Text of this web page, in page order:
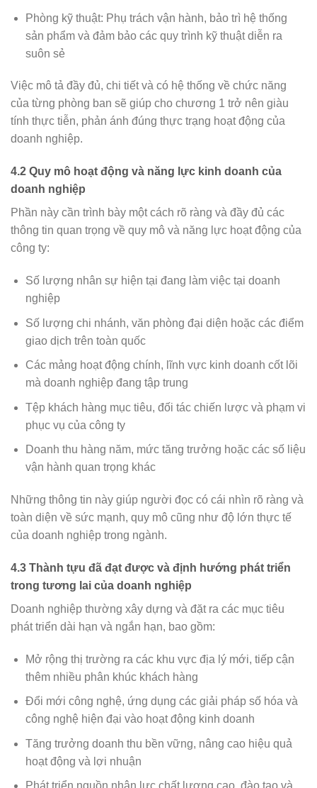
Phòng kỹ thuật: Phụ trách vận hành, bảo trì hệ thống
sản phẩm và đảm bảo các quy trình kỹ thuật diễn ra
suôn sẻ
Việc mô tả đầy đủ, chi tiết và có hệ thống về chức năng
của từng phòng ban sẽ giúp cho chương 1 trở nên giàu
tính thực tiễn, phản ánh đúng thực trạng hoạt động của
doanh nghiệp.
4.2 Quy mô hoạt động và năng lực kinh doanh của
doanh nghiệp
Phần này cần trình bày một cách rõ ràng và đầy đủ các
thông tin quan trọng về quy mô và năng lực hoạt động của
công ty:
Số lượng nhân sự hiện tại đang làm việc tại doanh
nghiệp
Số lượng chi nhánh, văn phòng đại diện hoặc các điểm
giao dịch trên toàn quốc
Các mảng hoạt động chính, lĩnh vực kinh doanh cốt lõi
mà doanh nghiệp đang tập trung
Tệp khách hàng mục tiêu, đối tác chiến lược và phạm vi
phục vụ của công ty
Doanh thu hàng năm, mức tăng trưởng hoặc các số liệu
vận hành quan trọng khác
Những thông tin này giúp người đọc có cái nhìn rõ ràng và
toàn diện về sức mạnh, quy mô cũng như độ lớn thực tế
của doanh nghiệp trong ngành.
4.3 Thành tựu đã đạt được và định hướng phát triển
trong tương lai của doanh nghiệp
Doanh nghiệp thường xây dựng và đặt ra các mục tiêu
phát triển dài hạn và ngắn hạn, bao gồm:
Mở rộng thị trường ra các khu vực địa lý mới, tiếp cận
thêm nhiều phân khúc khách hàng
Đổi mới công nghệ, ứng dụng các giải pháp số hóa và
công nghệ hiện đại vào hoạt động kinh doanh
Tăng trưởng doanh thu bền vững, nâng cao hiệu quả
hoạt động và lợi nhuận